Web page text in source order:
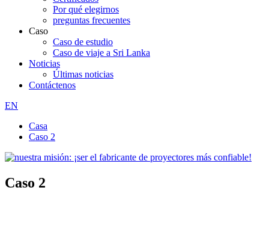
Por qué elegirnos
preguntas frecuentes
Caso
Caso de estudio
Caso de viaje a Sri Lanka
Noticias
Últimas noticias
Contáctenos
EN
Casa
Caso 2
Caso 2